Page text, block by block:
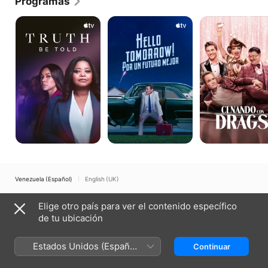
Truth
Told
Hello
futuro
mejor
Cenando
con
Drags
Venezuela (Español) English (UK)
Términos del servicio de internet
Soporte técnico
Elige otro país para ver el contenido específico
de tu ubicación
Estados Unidos (Español
México)
Continuar